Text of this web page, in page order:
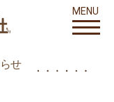
MENU
せ